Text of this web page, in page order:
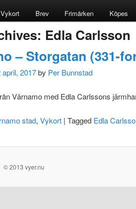
Vykort Brev Frimärken Köpes
Edla Carlsson
– Storgatan (331-
april, 2017by Per Bunnstad
Värnamo med Edla Carlssons
stad, Vykort | Tagged Edla
© 2013 vyer.nu